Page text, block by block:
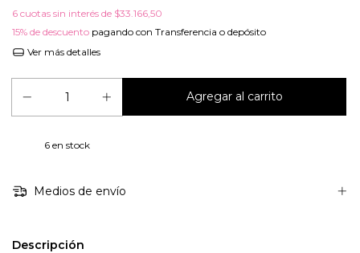
6 cuotas sin interés de $33.166,50
15% de descuento pagando con Transferencia o depósito
Ver más detalles
6 en stock
Medios de envío
Descripción